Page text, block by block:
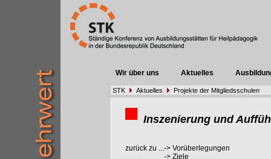
Wir über uns Aktuelles
STK Aktuelles Projekte der Mitgliedsschulen
Inszenierung und
zurück zu ...-> Vorüberlegungen
-> Ziele